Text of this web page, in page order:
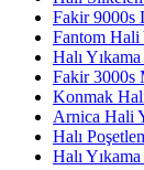
Fakir 9000s
Fantom Hali
Halı
Fakir 3000s
Konmak
Arnica Hali
Halı
Halı